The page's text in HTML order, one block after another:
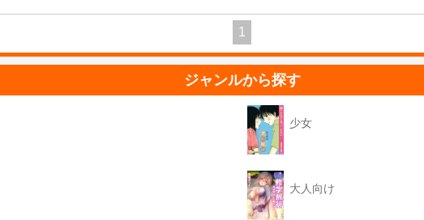
1
ジャンルから探す
少女
大人向け